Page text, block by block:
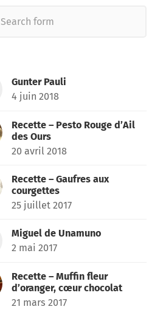
Search
Gunter Pauli
4 juin 2018
Recette – Pesto Rouge d’Ail
des Ours
20 avril 2018
Recette – Gaufres aux
courgettes
25 juillet 2017
Miguel de Unamuno
2 mai 2017
Recette – Muffin fleur
d’oranger, cœur chocolat
21 mars 2017